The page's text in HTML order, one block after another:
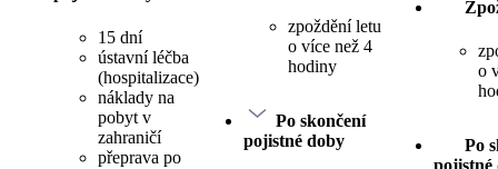
15 dní
ústavní léčba
(hospitalizace)
náklady na
pobyt v
zahraničí
přeprava po
zpoždění letu
o více než 4
hodiny
Po skončení
pojistné doby
o
Po